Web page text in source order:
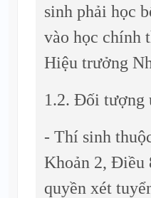
sinh phải học
vào học chính
Hiệu trưởng
1.2. Đối tượng
- Thí sinh
Khoản 2, Điều
quyền xét